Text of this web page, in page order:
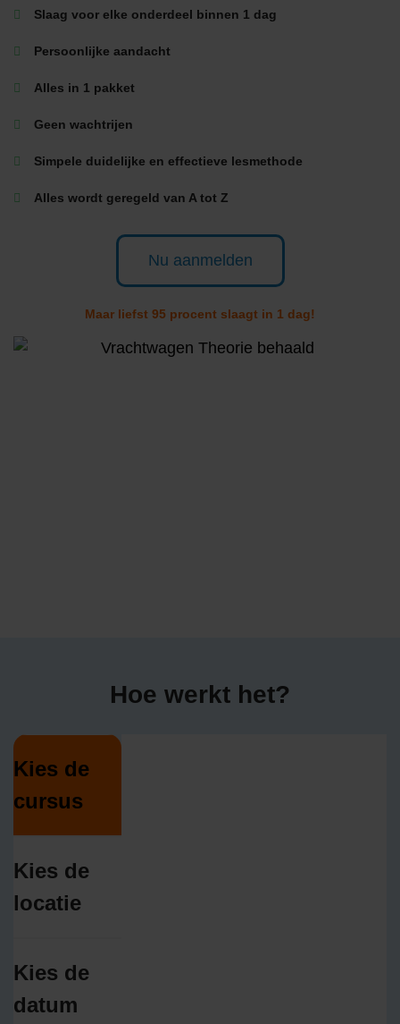
Slaag voor elke onderdeel binnen 1 dag
Persoonlijke aandacht
Alles in 1 pakket
Geen wachtrijen
Simpele duidelijke en effectieve lesmethode
Alles wordt geregeld van A tot Z
Nu aanmelden
Maar liefst 95 procent slaagt in 1 dag!
Hoe werkt het?
Kies de
cursus
Kies de
locatie
Kies de
datum